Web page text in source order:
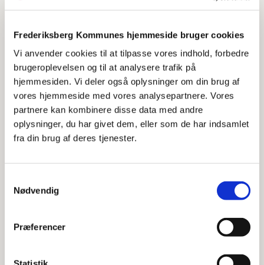
Frederiksberg Kommunes hjemmeside bruger cookies
Vi anvender cookies til at tilpasse vores indhold, forbedre
brugeroplevelsen og til at analysere trafik på
hjemmesiden. Vi deler også oplysninger om din brug af
vores hjemmeside med vores analysepartnere. Vores
partnere kan kombinere disse data med andre
oplysninger, du har givet dem, eller som de har indsamlet
fra din brug af deres tjenester.
Nødvendig
Præferencer
Pas
Åbningstider
Økonomi og pension
Kirkegård, gravsted og kapel